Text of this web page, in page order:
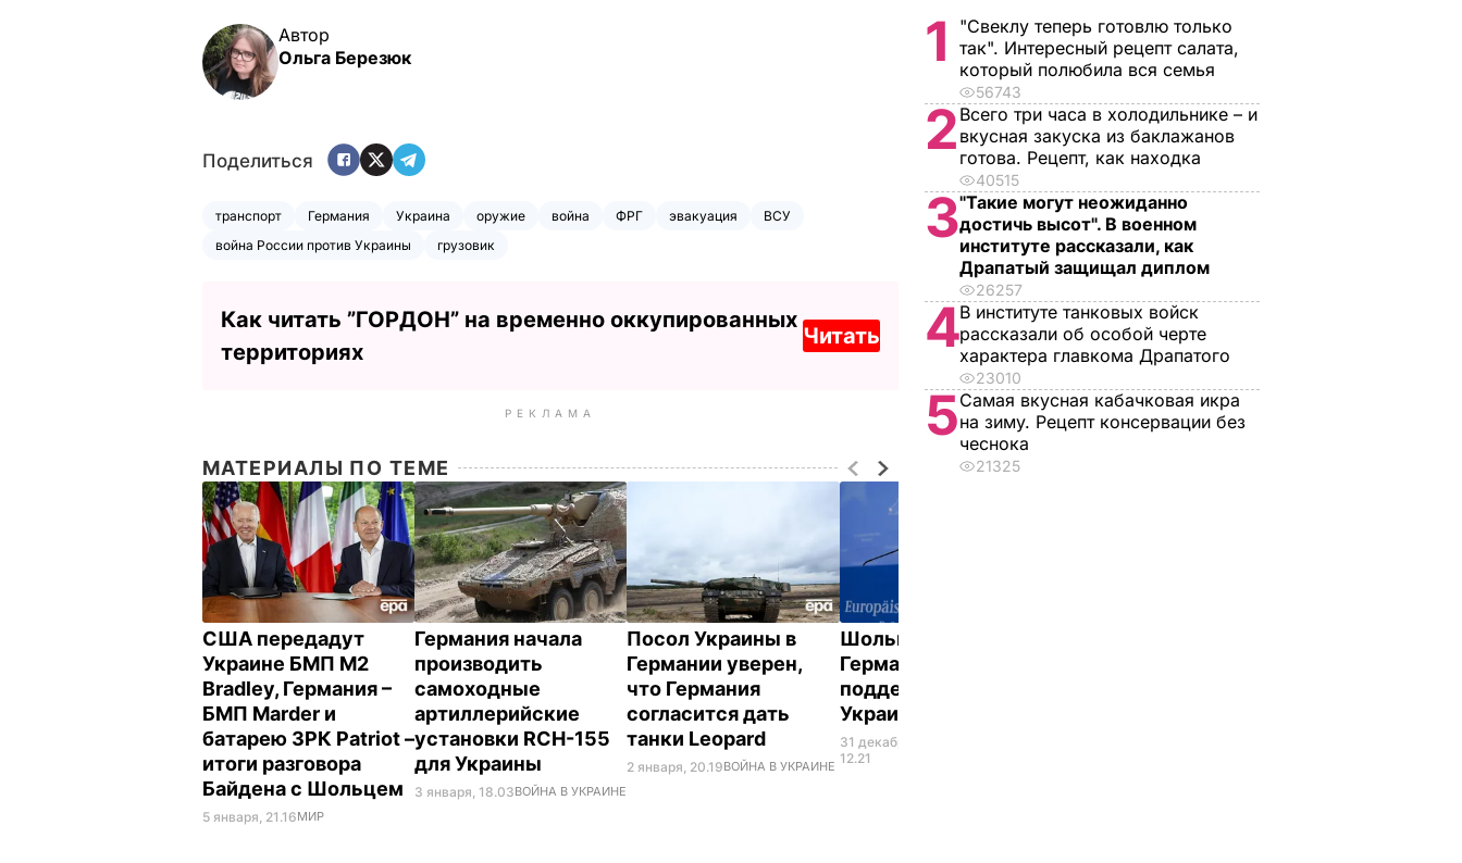
Автор
Ольга Березюк
Поделиться
транспорт Германия Украина оружие война ФРГ эвакуация
ВСУ
война России против Украины
грузовик
Как читать ”ГОРДОН” на временно оккупированных
территориях
Читать
РЕКЛАМА
МАТЕРИАЛЫ ПО ТЕМЕ
США передадут
Украине БМП M2
Bradley, Германия –
БМП Marder и
батарею ЗРК Patriot –
итоги разговора
Байдена с Шольцем
5 января, 21.16МИР
Германия начала
производить
самоходные
артиллерийские
установки RCH-155
для Украины
3 января, 18.03ВОЙНА В УКРАИНЕ
Посол Украины в
Германии уверен,
что Германия
согласится дать
танки Leopard
2 января, 20.19ВОЙНА В УКРАИНЕ
Шольц заявил, что
Германия продолжит
поддерживать
Украину
31 декабря,
12.21
1
"Свеклу теперь готовлю только
так". Интересный рецепт салата,
который полюбила вся семья
56743
2 Всего три часа в холодильнике – и
вкусная закуска из баклажанов
готова. Рецепт, как находка
40515
3"Такие могут неожиданно
достичь высот". В военном
институте рассказали, как
Драпатый защищал диплом
26257
4В институте танковых войск
рассказали об особой черте
характера главкома Драпатого
23010
5Самая вкусная кабачковая икра
на зиму. Рецепт консервации без
чеснока
21325